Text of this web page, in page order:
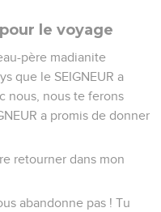
le voyage
père madianite
que le SEIGNEUR a
nous, nous te ferons
a promis de donner
retourner dans mon
abandonne pas ! Tu